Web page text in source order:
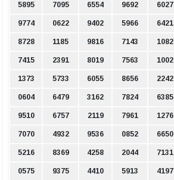
5895 7095 6554 9692 6027
9774 0622 9402 5966 6421
8728 1185 9816 7143 1082
7415 2391 8019 7563 1002
1373 5733 6055 8656 2242
0604 6479 3162 7824 6385
9510 6757 2119 7961 1276
7070 4932 9536 0852 6650
5216 8369 4258 2044 7131
0575 9375 4410 5913 4197